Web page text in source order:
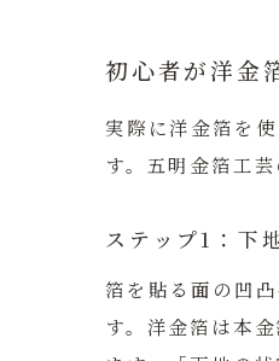
初心者が洋金
実際に洋金箔を
す。五明金箔工
ステップ1：下
箔を貼る面の凹
す。洋金箔は本